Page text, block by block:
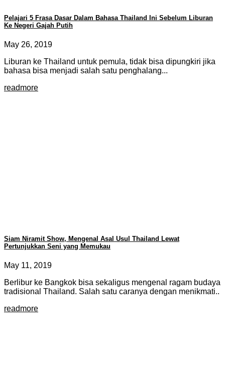
Pelajari 5 Frasa Dasar Dalam Bahasa Thailand Ini Sebelum Liburan
Ke Negeri Gajah Putih
May 26, 2019
Liburan ke Thailand untuk pemula, tidak bisa dipungkiri jika
bahasa bisa menjadi salah satu penghalang...
readmore
Siam Niramit Show, Mengenal Asal Usul Thailand Lewat
Pertunjukkan Seni yang Memukau
May 11, 2019
Berlibur ke Bangkok bisa sekaligus mengenal ragam budaya
tradisional Thailand. Salah satu caranya dengan menikmati..
readmore